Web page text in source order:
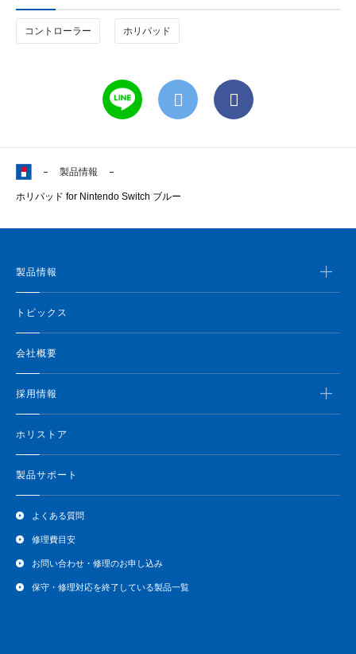
コントローラー ホリパッド
製品情報
ホリパッド for Nintendo Switch ブルー
製品情報
トピックス
会社概要
採用情報
ホリストア
製品サポート
よくある質問
修理費目安
お問い合わせ・修理のお申し込み
保守・修理対応を終了している製品一覧